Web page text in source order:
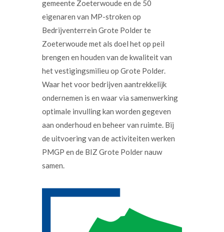
gemeente Zoeterwoude en de 50
eigenaren van MP-stroken op
Bedrijventerrein Grote Polder te
Zoeterwoude met als doel het op peil
brengen en houden van de kwaliteit van
het vestigingsmilieu op Grote Polder.
Waar het voor bedrijven aantrekkelijk
ondernemen is en waar via samenwerking
optimale invulling kan worden gegeven
aan onderhoud en beheer van ruimte. Bij
de uitvoering van de activiteiten werken
PMGP en de BIZ Grote Polder nauw
samen.